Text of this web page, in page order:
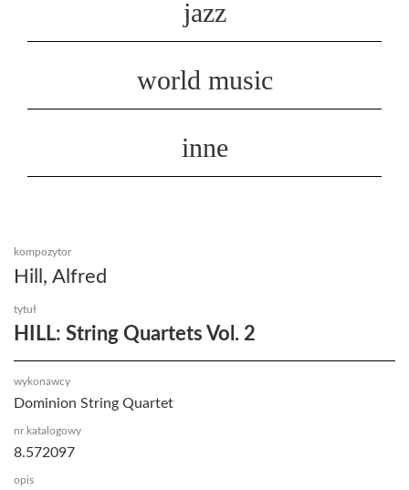
jazz
world music
inne
kompozytor
Hill, Alfred
tytuł
HILL: String Quartets Vol. 2
wykonawcy
Dominion String Quartet
nr katalogowy
8.572097
opis